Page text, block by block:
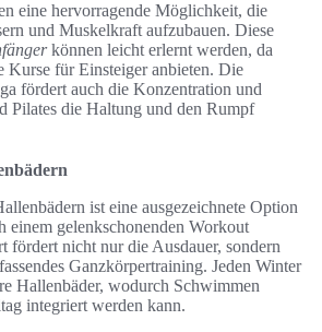
eine hervorragende Möglichkeit, die
und Muskelkraft aufzubauen. Diese
können leicht erlernt werden, da
Kurse für Einsteiger anbieten. Die
fördert auch die Konzentration und
Pilates die Haltung und den Rumpf
ist eine ausgezeichnete Option
einem gelenkschonenden Workout
fördert nicht nur die Ausdauer, sondern
Ganzkörpertraining. Jeden Winter
Hallenbäder, wodurch Schwimmen
integriert werden kann.